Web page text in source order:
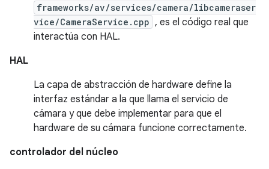
frameworks/av/services/camera/libcameraser
vice/CameraService.cpp , es el código real que
interactúa con HAL.
HAL
La capa de abstracción de hardware define la
interfaz estándar a la que llama el servicio de
cámara y que debe implementar para que el
hardware de su cámara funcione correctamente.
controlador del núcleo